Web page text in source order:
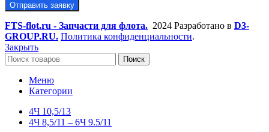
Отправить заявку
FTS-flot.ru - Запчасти для флота. 2024 Разработано в D3-
GROUP.RU. Политика конфиденциальности.
Закрыть
Поиск
Меню
Категории
4Ч 10,5/13
4Ч 8,5/11 – 6Ч 9.5/11